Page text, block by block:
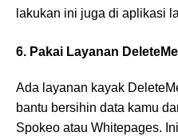
lakukan ini juga di aplikasi
6. Pakai Layanan DeleteMe
Ada layanan kayak
bantu bersihin data kamu
Spokeo atau Whitepages.